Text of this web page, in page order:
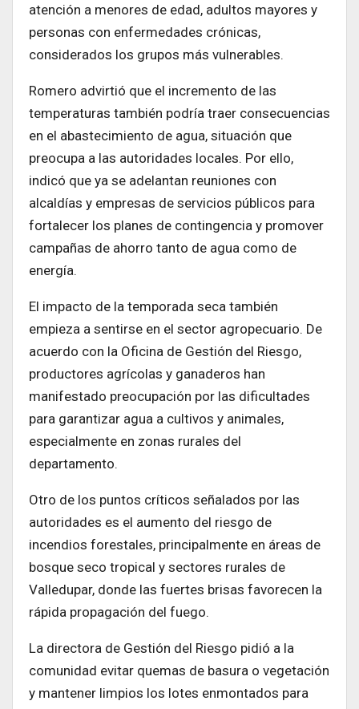
atención a menores de edad, adultos mayores y
personas con enfermedades crónicas,
considerados los grupos más vulnerables.
Romero advirtió que el incremento de las
temperaturas también podría traer consecuencias
en el abastecimiento de agua, situación que
preocupa a las autoridades locales. Por ello,
indicó que ya se adelantan reuniones con
alcaldías y empresas de servicios públicos para
fortalecer los planes de contingencia y promover
campañas de ahorro tanto de agua como de
energía.
El impacto de la temporada seca también
empieza a sentirse en el sector agropecuario. De
acuerdo con la Oficina de Gestión del Riesgo,
productores agrícolas y ganaderos han
manifestado preocupación por las dificultades
para garantizar agua a cultivos y animales,
especialmente en zonas rurales del
departamento.
Otro de los puntos críticos señalados por las
autoridades es el aumento del riesgo de
incendios forestales, principalmente en áreas de
bosque seco tropical y sectores rurales de
Valledupar, donde las fuertes brisas favorecen la
rápida propagación del fuego.
La directora de Gestión del Riesgo pidió a la
comunidad evitar quemas de basura o vegetación
y mantener limpios los lotes enmontados para